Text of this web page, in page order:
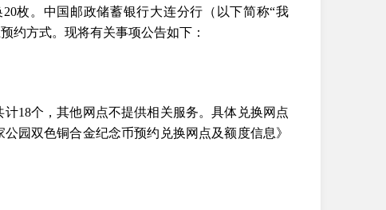
枚。中国邮政储蓄银行大连分行（以下简称“我
约方式。现将有关事项公告如下：
18个，其他网点不提供相关服务。具体兑换网点
园双色铜合金纪念币预约兑换网点及额度信息》